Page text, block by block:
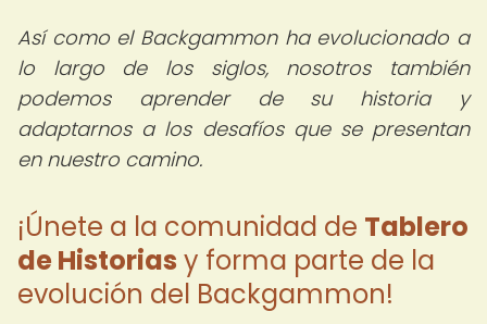
Así como el Backgammon ha evolucionado a
lo largo de los siglos, nosotros también
podemos aprender de su historia y
adaptarnos a los desafíos que se presentan
en nuestro camino.
¡Únete a la comunidad de Tablero
de Historias y forma parte de la
evolución del Backgammon!